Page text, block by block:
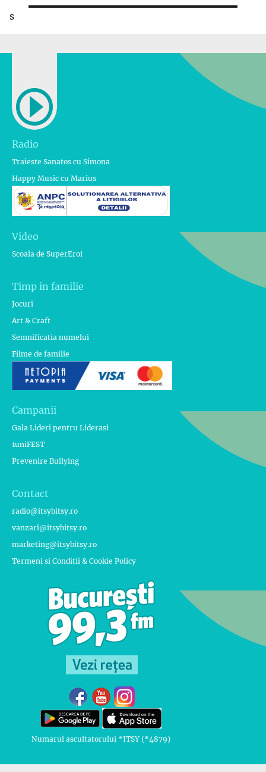
s
Radio
Traieste Sanatos cu Simona
Happy Music cu Marius
Video
Scoala de SuperEroi
Timp in familie
Jocuri
Art & Craft
Semnificatia numelui
Filme de familie
Campanii
Gala Lideri pentru Liderasi
1uniFEST
Prevenire Bullying
Contact
radio@itsybitsy.ro
vanzari@itsybitsy.ro
marketing@itsybitsy.ro
Termeni si Conditii & Cookie Policy
Numarul ascultatorului *ITSY (*4879)